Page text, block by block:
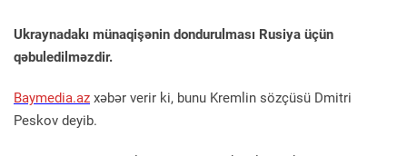
Ukraynadakı münaqişənin dondurulması Rusiya üçün
qəbuledilməzdir.
Baymedia.az xəbər verir ki, bunu Kremlin sözçüsü Dmitri
Peskov deyib.